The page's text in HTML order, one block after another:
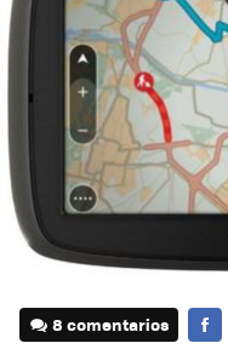
8 comentarios